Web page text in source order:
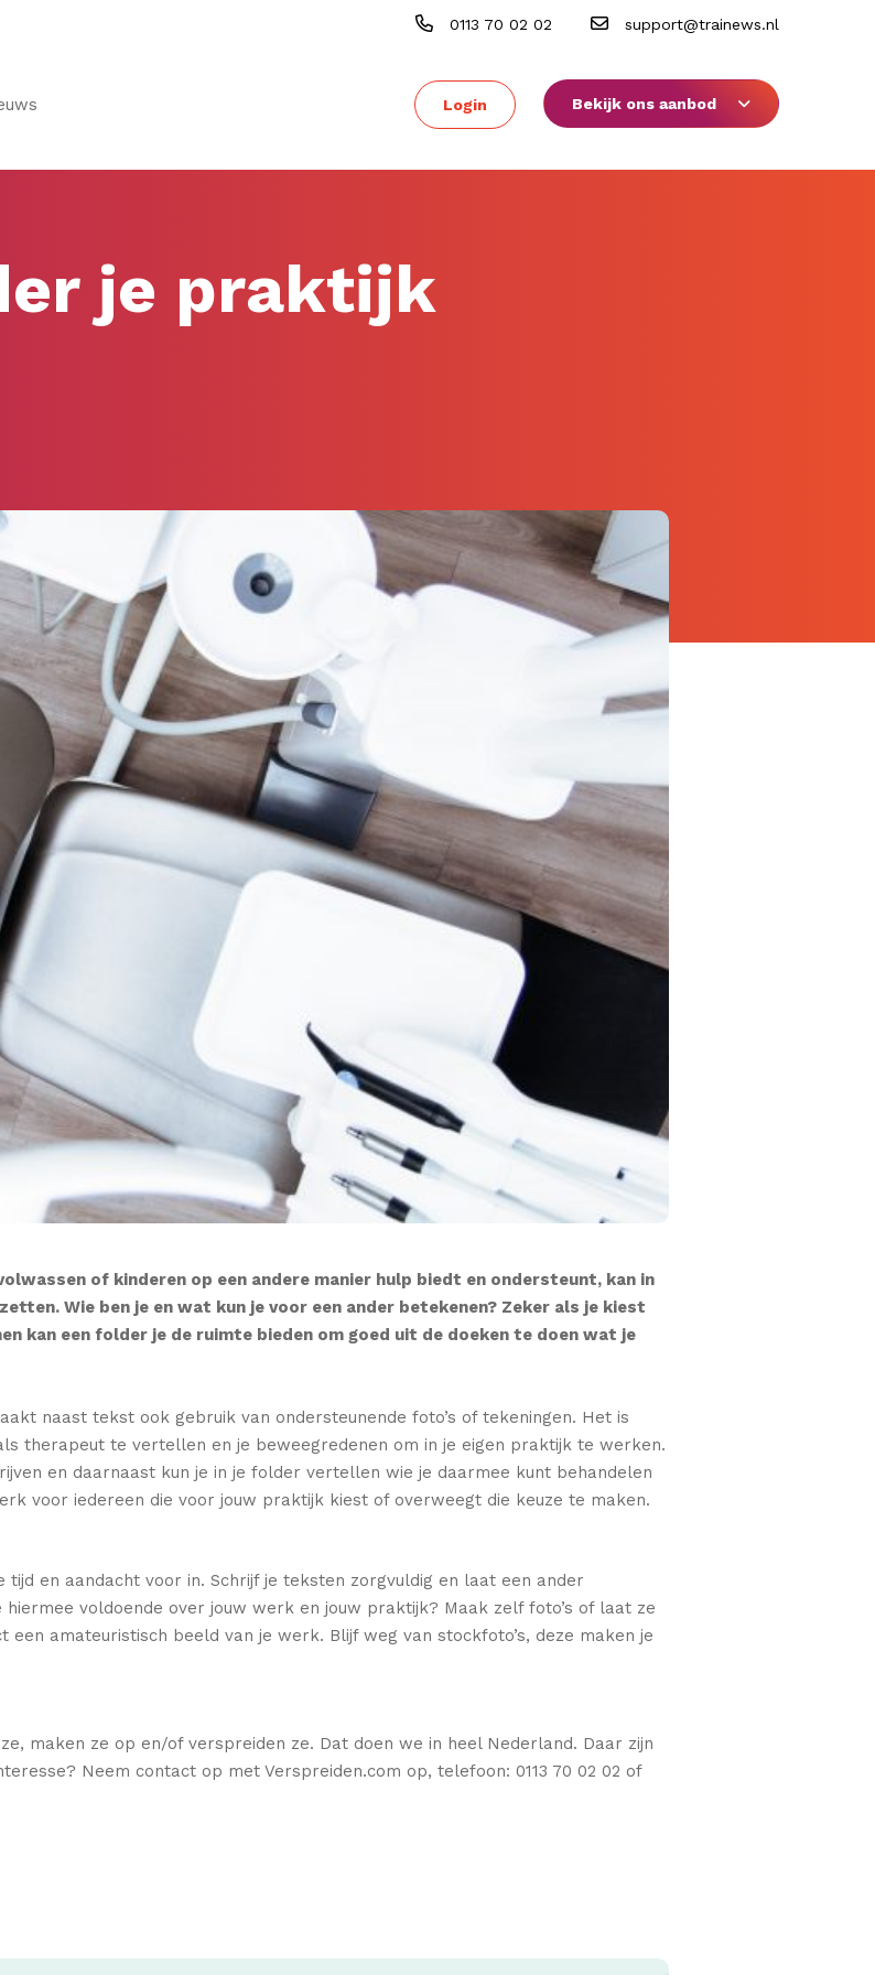
0113 70 02 02 support@trainews.nl
Login Bekijk ons aanbod
je praktijk
of kinderen op een andere manier hulp biedt en ondersteunt, kan in
Wie ben je en wat kun je voor een ander betekenen? Zeker als je kiest
kan een folder je de ruimte bieden om goed uit de doeken te doen wat je
naast tekst ook gebruik van ondersteunende foto’s of tekeningen. Het is
therapeut te vertellen en je beweegredenen om in je eigen praktijk te werken.
en daarnaast kun je in je folder vertellen wie je daarmee kunt behandelen
voor iedereen die voor jouw praktijk kiest of overweegt die keuze te maken.
en aandacht voor in. Schrijf je teksten zorgvuldig en laat een ander
voldoende over jouw werk en jouw praktijk? Maak zelf foto’s of laat ze
amateuristisch beeld van je werk. Blijf weg van stockfoto’s, deze maken je
maken ze op en/of verspreiden ze. Dat doen we in heel Nederland. Daar zijn
Neem contact op met Verspreiden.com op, telefoon: 0113 70 02 02 of